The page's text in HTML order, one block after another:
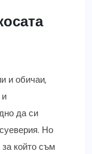
и обичаи,
да си
Но
който съм